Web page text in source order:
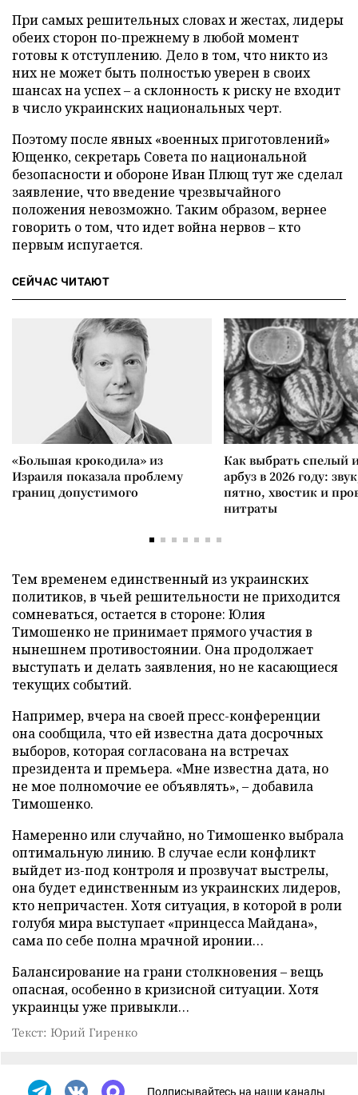
При самых решительных словах и жестах, лидеры
обеих сторон по-прежнему в любой момент
готовы к отступлению. Дело в том, что никто из
них не может быть полностью уверен в своих
шансах на успех – а склонность к риску не входит
в число украинских национальных черт.
Поэтому после явных «военных приготовлений»
Ющенко, секретарь Совета по национальной
безопасности и обороне Иван Плющ тут же сделал
заявление, что введение чрезвычайного
положения невозможно. Таким образом, вернее
говорить о том, что идет война нервов – кто
первым испугается.
СЕЙЧАС ЧИТАЮТ
«Большая крокодила» из
Израиля показала проблему
границ допустимого
Как выбрать спелый
арбуз в 2026 году:
пятно, хвостик и
нитраты
Тем временем единственный из украинских
политиков, в чьей решительности не приходится
сомневаться, остается в стороне: Юлия
Тимошенко не принимает прямого участия в
нынешнем противостоянии. Она продолжает
выступать и делать заявления, но не касающиеся
текущих событий.
Например, вчера на своей пресс-конференции
она сообщила, что ей известна дата досрочных
выборов, которая согласована на встречах
президента и премьера. «Мне известна дата, но
не мое полномочие ее объявлять», – добавила
Тимошенко.
Намеренно или случайно, но Тимошенко выбрала
оптимальную линию. В случае если конфликт
выйдет из-под контроля и прозвучат выстрелы,
она будет единственным из украинских лидеров,
кто непричастен. Хотя ситуация, в которой в роли
голубя мира выступает «принцесса Майдана»,
сама по себе полна мрачной иронии…
Балансирование на грани столкновения – вещь
опасная, особенно в кризисной ситуации. Хотя
украинцы уже привыкли…
Текст: Юрий Гиренко
Подписывайтесь на наши каналы